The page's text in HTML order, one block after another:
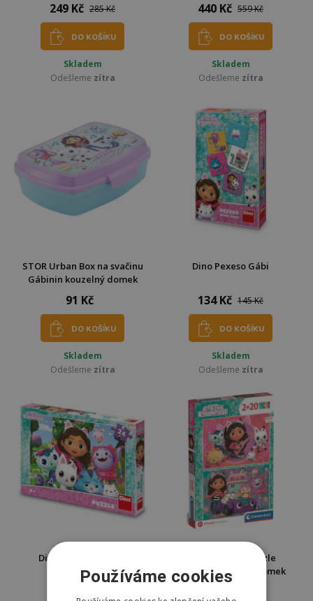
249 Kč 285 Kč
DO KOŠÍKU
Skladem
Odešleme zítra
440 Kč 559 Kč
DO KOŠÍKU
Skladem
Odešleme zítra
STOR Urban Box na svačinu
Gábinin kouzelný domek
91 Kč
DO KOŠÍKU
Skladem
Odešleme zítra
Dino Pexeso Gábi
134 Kč 145 Kč
DO KOŠÍKU
Skladem
Odešleme zítra
Dino Puzzle Gábi na
záhradě 24 dílků
CLEMENTONI Puzzle
Gábinin kouzelný domek
2x20 dílků
Používáme cookies